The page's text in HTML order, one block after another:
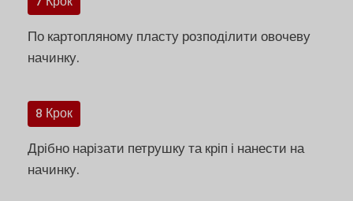
По картопляному пласту розподілити овочеву
начинку.
8 Крок
Дрібно нарізати петрушку та кріп і нанести на
начинку.